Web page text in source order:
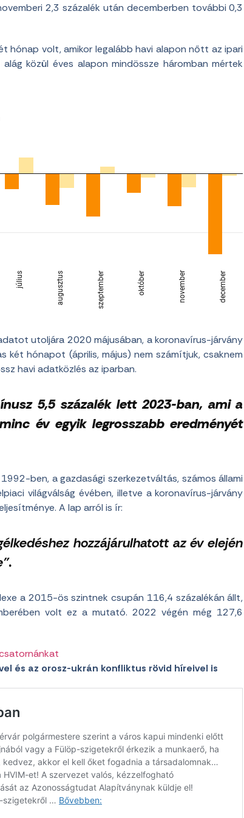
2,3 százalék után decemberben további 0,3
hónap volt, amikor legalább havi alapon nőtt az ipari
közül éves alapon mindössze háromban mértek
utoljára 2020 májusában, a koronavírus-járvány
hónapot (április, május) nem számítjuk, csaknem
havi adatközlés az iparban.
5,5 százalék lett 2023-ban, ami a
év egyik legrosszabb eredményét
ben, a gazdasági szerkezetváltás, számos állami
világválság évében, illetve a koronavírus-járvány
A lap arról is ír:
hozzájárulhatott az év elején
a 2015-ös szintnek csupán 116,4 százalékán állt,
volt ez a mutató. 2022 végén még 127,6
és az orosz-ukrán konfliktus rövid híreivel is